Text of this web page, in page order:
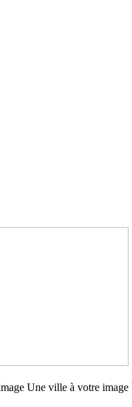
Une ville à votre